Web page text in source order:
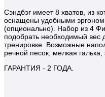
Сэндбэг имеет 8 хватов, из
оснащены удобными
(опционально). Набор из 4
подобрать необходимый вес
тренировке. Возможные
речной песок, мелкая галька,
ГАРАНТИЯ - 2 ГОДА.